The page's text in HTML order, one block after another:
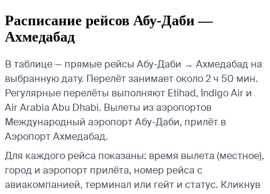
Расписание рейсов Абу-Даби —
Ахмедабад
В таблице — прямые рейсы Абу-Даби → Ахмедабад на
выбранную дату. Перелёт занимает около 2 ч 50 мин.
Регулярные перелёты выполняют Etihad, Indigo Air и
Air Arabia Abu Dhabi. Вылеты из аэропортов
Международный аэропорт Абу-Даби, прилёт в
Аэропорт Ахмедабад.
Для каждого рейса показаны: время вылета (местное),
город и аэропорт прилёта, номер рейса с
авиакомпанией, терминал или гейт и статус. Кликнув